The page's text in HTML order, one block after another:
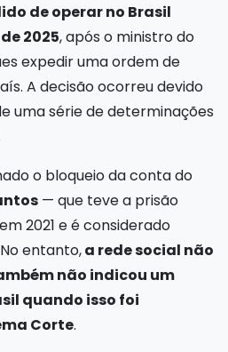
de operar no Brasil
2025, após o ministro do
expedir uma ordem de
A decisão ocorreu devido
uma série de determinações
o bloqueio da conta do
— que teve a prisão
2021 e é considerado
entanto,a rede social não
não indicou um
quando isso foi
Corte.